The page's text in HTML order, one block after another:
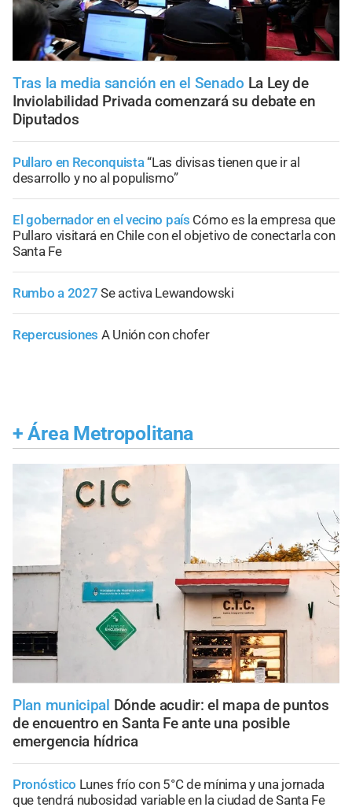
Tras la media sanción en el Senado La Ley de
Inviolabilidad Privada comenzará su debate en
Diputados
Pullaro en Reconquista“Las divisas tienen que ir al
desarrollo y no al populismo”
El gobernador en el vecino país Cómo es la empresa que
Pullaro visitará en Chile con el objetivo de conectarla con
Santa Fe
Rumbo a 2027 Se activa Lewandowski
Repercusiones A Unión con chofer
+ Área Metropolitana
Plan municipal Dónde acudir: el mapa de puntos
de encuentro en Santa Fe ante una posible
emergencia hídrica
Pronóstico Lunes frío con 5°C de mínima y una jornada
que tendrá nubosidad variable en la ciudad de Santa Fe